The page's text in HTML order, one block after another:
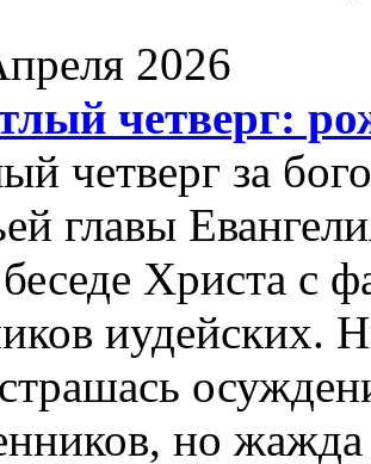
2026
четверг:
четверг за
главы
Христа с
иудейских.
но жажда